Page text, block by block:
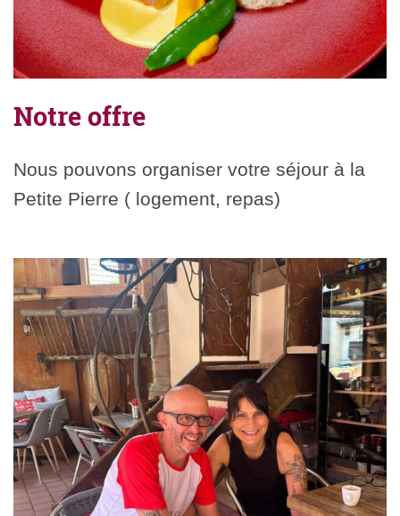
Notre offre
Nous pouvons organiser votre séjour à la
Petite Pierre ( logement, repas)